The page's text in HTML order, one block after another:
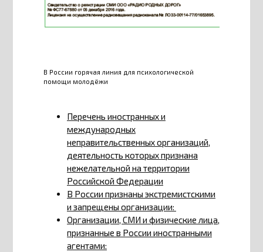
В России горячая линия для психологической
помощи молодёжи
Перечень иностранных и
международных
неправительственных организаций,
деятельность которых признана
нежелательной на территории
Российской Федерации
В России признаны экстремистскими
и запрещены организации:
Организации, СМИ и физические лица,
признанные в России иностранными
агентами: